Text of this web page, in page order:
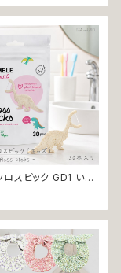
ア ドッグ ウェア 犬 猫
洋服 春 夏 洋服 女
しゃれ かわいい 送
交換不可
ロスピック GD1 いち
ーデンタルフロス TH
CO. 30本入り い
バー 恐竜 フロス 歯